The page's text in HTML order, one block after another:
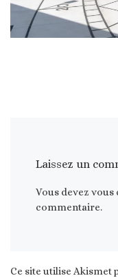
Laissez un
Vous devez vous
commentaire.
Ce site utilise Akismet